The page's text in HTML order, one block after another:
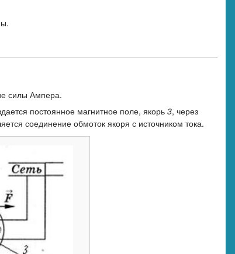
силы Ампера.
постоянное магнитное поле, якорь3, через
соединение обмоток якоря с источником тока.